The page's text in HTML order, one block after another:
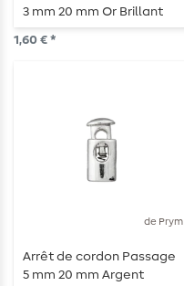
3 mm 20 mm Or Brillant
1,60 € *
de Prym
Arrêt de cordon Passage
5 mm 20 mm Argent